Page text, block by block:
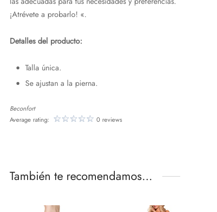
Nos alegra que te esté gustando nuestra
PRIMERACOMPRA
¡Atrévete a probarlo! «.
Detalles del producto:
Talla única.
Se ajustan a la pierna.
Beconfort
Average rating:
0 reviews
También te recomendamos…